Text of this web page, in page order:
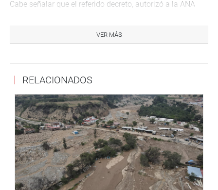
Cabe señalar que el referido decreto, autorizó a la ANA
servicios para la ejecución de labores directas de
preparación y respuesta, destinadas a reducir los riesgos,
Áncash, La Libertad, Lambayeque, Lima, Piura, Tumbes e
Ica, que han sido declarados en emergencia ante la
inminente llegada del fenómeno del Niño.
Lima, 24 de agosto de 2023
DESPACHO CONGRESAL
VER MÁS
RELACIONADOS